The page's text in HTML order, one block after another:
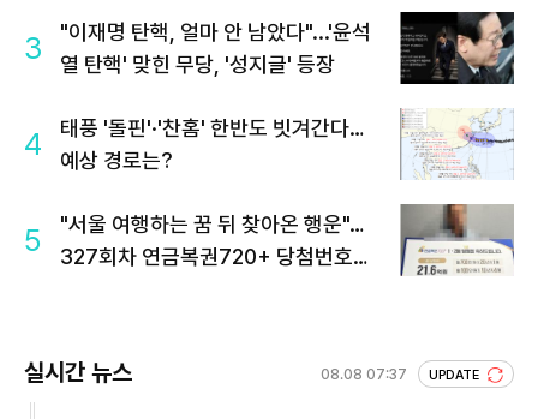
3
"이재명 탄핵, 얼마 안 남았다"...'윤석
열 탄핵' 맞힌 무당, '성지글' 등장
4
태풍 '돌핀'·'찬홈' 한반도 빗겨간다…
예상 경로는?
5
"서울 여행하는 꿈 뒤 찾아온 행운"…
327회차 연금복권720+ 당첨번호조
실시간 뉴스 08.08 07:37 UPDATE